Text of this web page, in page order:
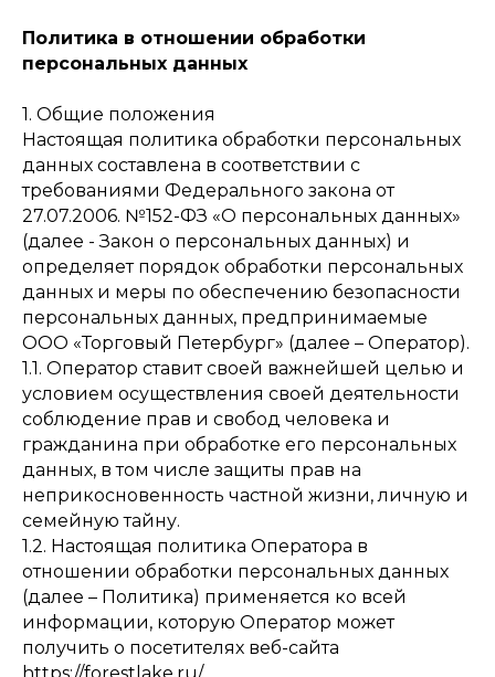
Политика в отношении обработки
персональных данных
1. Общие положения
Настоящая политика обработки персональных
данных составлена в соответствии с
требованиями Федерального закона от
27.07.2006. №152-ФЗ «О персональных данных»
(далее - Закон о персональных данных) и
определяет порядок обработки персональных
данных и меры по обеспечению безопасности
персональных данных, предпринимаемые
ООО «Торговый Петербург» (далее – Оператор).
1.1. Оператор ставит своей важнейшей целью и
условием осуществления своей деятельности
соблюдение прав и свобод человека и
гражданина при обработке его персональных
данных, в том числе защиты прав на
неприкосновенность частной жизни, личную и
семейную тайну.
1.2. Настоящая политика Оператора в
отношении обработки персональных данных
(далее – Политика) применяется ко всей
информации, которую Оператор может
получить о посетителях веб-сайта